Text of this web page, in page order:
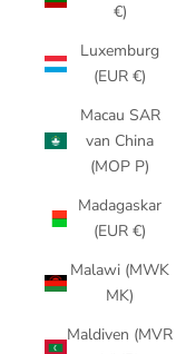
€)
Luxemburg
(EUR €)
Macau SAR
van China
(MOP P)
Madagaskar
(EUR €)
Malawi (MWK
MK)
Maldiven (MVR